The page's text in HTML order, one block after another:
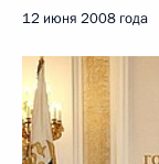
12 июня 2008 года